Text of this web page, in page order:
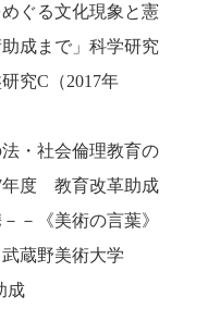
ぐる文化現象と憲
成まで」科学研究
究C（2017年
・社会倫理教育の
年度 教育改革助成
－《美術の言葉》
蔵野美術大学
成